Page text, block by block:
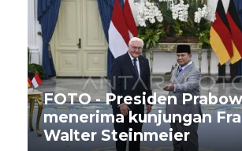
FOTO - Presiden
menerima kunjungan
Walter Steinmeier